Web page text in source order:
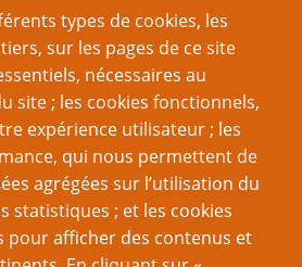
types de cookies, les
sur les pages de ce site
nécessaires au
site ; les cookies fonctionnels,
expérience utilisateur ; les
qui nous permettent de
agrégées sur l’utilisation du
statistiques ; et les cookies
pour afficher des contenus et
qu’est l’imagination
de Donjons &
la fantasy (Fantasy Heartbrakers)
coeurs de la Fantasy
de théorie rôliste - Chapitre